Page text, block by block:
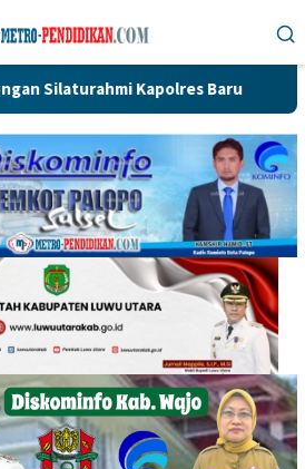
Baru Mokole